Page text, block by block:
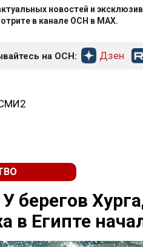
новостей и
в канале ОСН в MAX.
на ОСН: Дзен
У берегов
в Египте